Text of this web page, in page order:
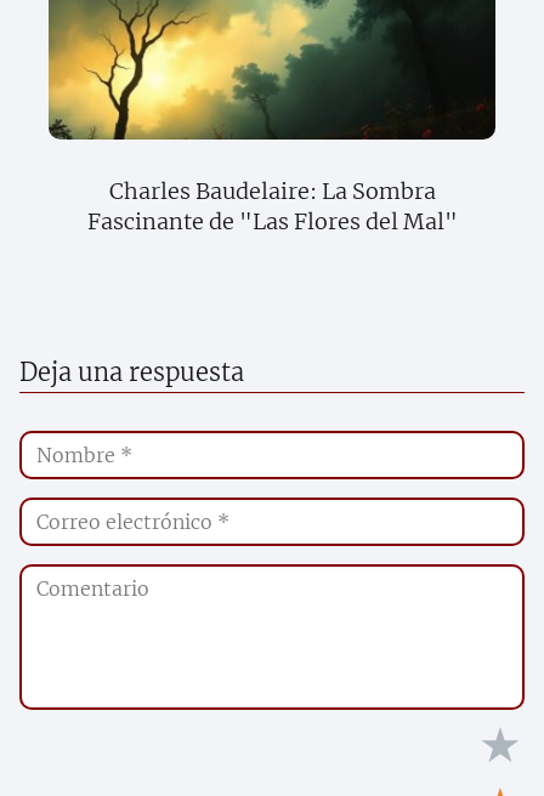
Charles Baudelaire: La Sombra
Fascinante de "Las Flores del Mal"
Deja una respuesta
★